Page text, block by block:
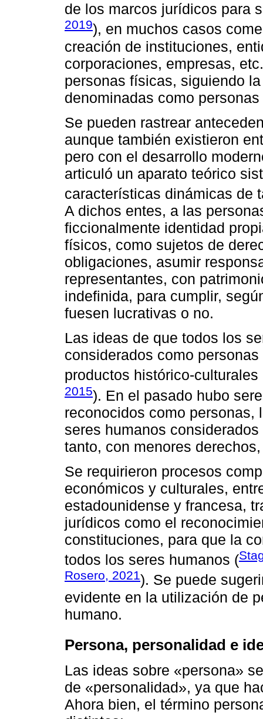
de los marcos jurídicos para
2019), en muchos casos
creación de instituciones,
corporaciones, empresas,
personas físicas, siguiendo
denominadas como
Se pueden rastrear
aunque también existieron
pero con el desarrollo
articuló un aparato teórico
características dinámicas de
A dichos entes, a las
ficcionalmente identidad
físicos, como sujetos de
obligaciones, asumir
representantes, con
indefinida, para cumplir,
fuesen lucrativas o no.
Las ideas de que todos los
considerados como
productos histórico-
2015). En el pasado hubo
reconocidos como
seres humanos
tanto, con menores
Se requirieron procesos
económicos y culturales,
estadounidense y francesa,
jurídicos como el
constituciones, para que la
todos los seres humanos (
Rosero, 2021). Se puede
evidente en la utilización de
humano.
Persona, personalidad e
Las ideas sobre «persona»
de «personalidad», ya que
Ahora bien, el término